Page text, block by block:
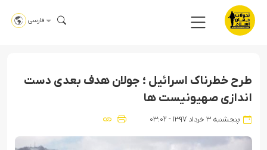
فارسی
طرح خطرناک اسرائیل ؛ جولان هدف بعدی دست
اندازی صهیونیست ها
پنجشنبه ۳ خرداد ۱۳۹۷ - ۰۳:۰۲